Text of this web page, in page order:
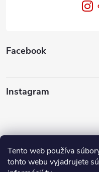
Tento web používa
tohto webu vyjadrujete
Facebook
Instagram
Sledovať na